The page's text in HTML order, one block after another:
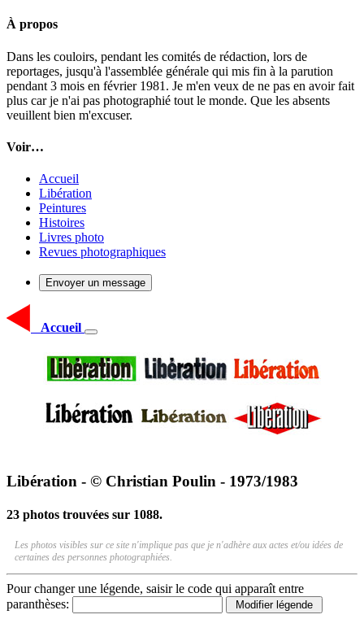
À propos
Dans les couloirs, pendant les comités de rédaction, lors de
reportages, jusqu'à l'assemblée générale qui mis fin à la parution
pendant 3 mois en février 1981. Je m'en veux de ne pas en avoir fait
plus car je n'ai pas photographié tout le monde. Que les absents
veuillent bien m'excuser.
Voir…
Accueil
Libération
Peintures
Histoires
Livres photo
Revues photographiques
Envoyer un message
Accueil
Libération - © Christian Poulin - 1973/1983
23 photos trouvées sur 1088.
Les photos visibles sur ce site n'implique pas que je n'adhère aux actes et/ou idées de
certaines des personnes photographiées.
Pour changer une légende, saisir le code qui apparaît entre
paranthèses: